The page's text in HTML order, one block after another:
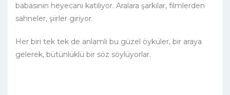
babasının heyecanı katılıyor. Aralara şarkılar, filmlerden
sahneler, şiirler giriyor.
Her biri tek tek de anlamlı bu güzel öyküler, bir araya
gelerek, bütünlüklü bir söz söylüyorlar.